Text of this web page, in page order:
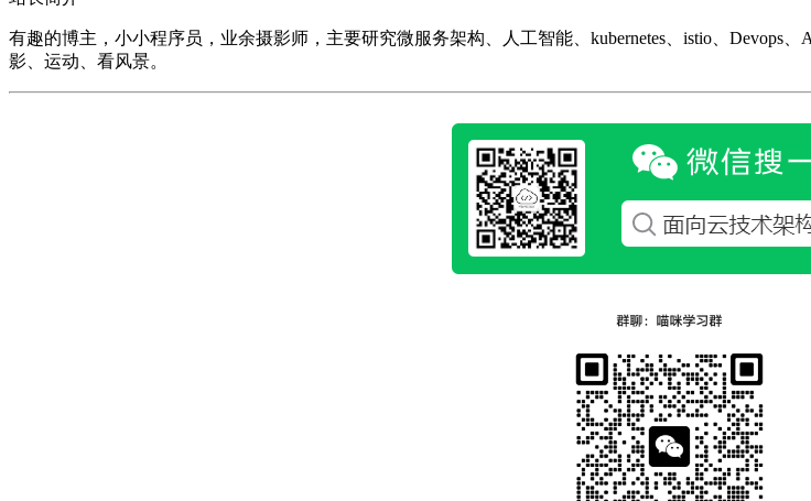
有趣的博主，小小程序员，业余摄影师，主要研究微服务架构、人工智能、kubernetes、istio、Devops
影、运动、看风景。